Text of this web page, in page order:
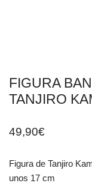
FIGURA
TANJIRO
49,90€
Figura de Tanjiro
unos 17 cm